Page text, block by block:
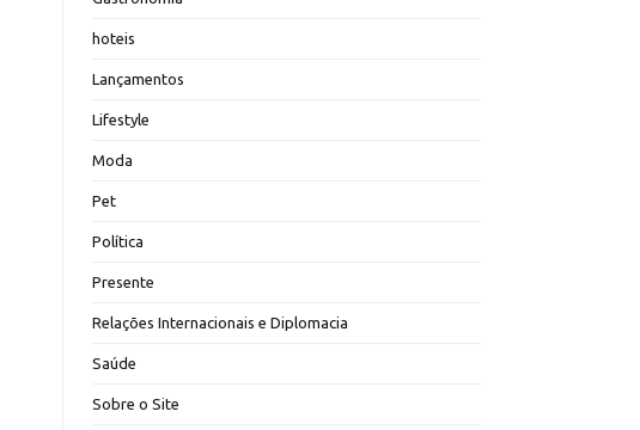
hoteis
Lançamentos
Lifestyle
Moda
Pet
Política
Presente
Relações Internacionais e Diplomacia
Saúde
Sobre o Site